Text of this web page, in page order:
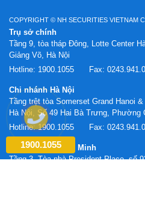
COPYRIGHT © NH SECURITIES VIETNAM
Trụ sở chính
Tầng 9, tòa tháp Đông, Lotte Center
Giảng Võ, Hà Nội
Hotline: 1900.1055 Fax:
Chi nhánh Hà Nội
Tầng trệt tòa Somerset Grand Hanoi
Hà Nội, Số 49 Hai Bà Trưng, Phường
Hotline:1900.1055 Fax:
Chi nhánh Hồ Chí Minh
Tầng 3, Tòa nhà President Place, số
1900.1055